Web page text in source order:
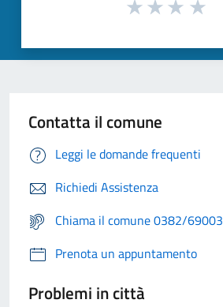
Contatta il comune
Leggi le domande frequenti
Richiedi Assistenza
Chiama il comune 0382/69003
Prenota un appuntamento
Problemi in città